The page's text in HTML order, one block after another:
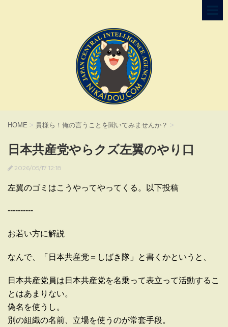
HOME > 貴様ら！俺の言うことを聞いてみませんか？ >
日本共産党やらクズ左翼のやり口
2026/05/17 12:18
左翼のゴミはこうやってやってくる。以下投稿
----------
お若い方に解説
なんで、「日本共産党＝しばき隊」と書くかというと、
日本共産党員は日本共産党を名乗って表立って活動するこ
とはあまりない。
偽名を使うし。
別の組織の名前、立場を使うのが常套手段。